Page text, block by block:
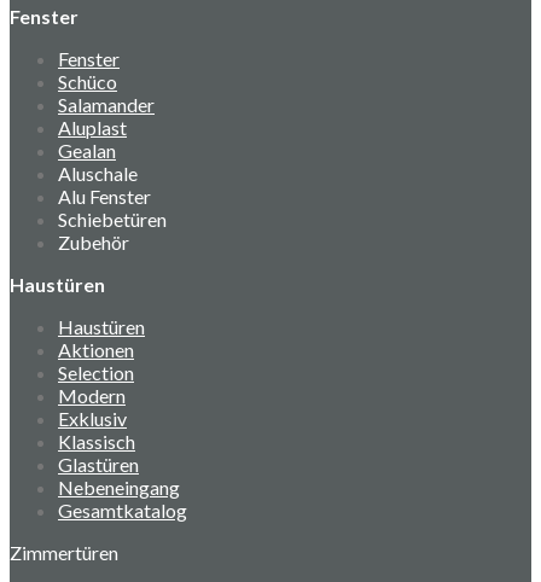
Fenster
Fenster
Schüco
Salamander
Aluplast
Gealan
Aluschale
Alu Fenster
Schiebetüren
Zubehör
Haustüren
Haustüren
Aktionen
Selection
Modern
Exklusiv
Klassisch
Glastüren
Nebeneingang
Gesamtkatalog
Zimmertüren